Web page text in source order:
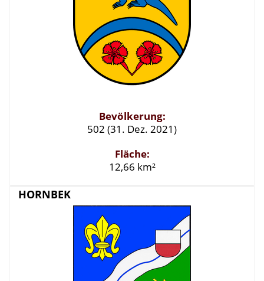
Bevölkerung:
502 (31. Dez. 2021)
Fläche:
12,66 km²
HORNBEK